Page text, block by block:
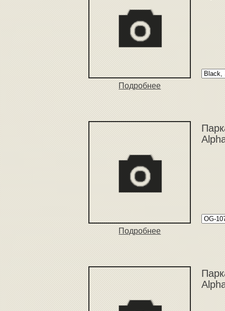
Подробнее
Подробнее